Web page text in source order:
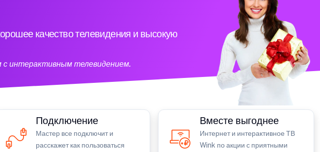
качество телевидения и высокую
с интерактивным телевидением.
Подключение
Мастер все подключит и
расскажет как пользоваться
Вместе выгоднее
Интернет и интерактивное ТВ
Wink по акции с приятными